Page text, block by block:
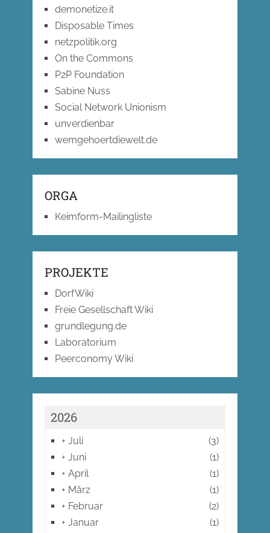
demonetize.it
Disposable Times
netzpolitik.org
On the Commons
P2P Foundation
Sabine Nuss
Social Network Unionism
unverdienbar
wemgehoertdiewelt.de
ORGA
Keimform-Mailingliste
PROJEKTE
DorfWiki
Freie Gesellschaft Wiki
grundlegung.de
Laboratorium
Peerconomy Wiki
2026
+ Juli
(3)
+ Juni
(1)
+ April
(1)
+ März
(1)
+ Februar
(2)
+ Januar (1)